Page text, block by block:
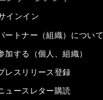
インイン
ートナー（組織）につい
加する（個人、組織）
レスリリース登録
ュースレター購読